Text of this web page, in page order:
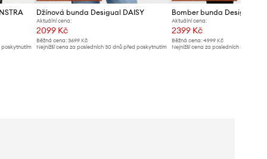
poskytnutím
Džínová bunda Desigual DAISY
Aktuální cena:
2099 Kč
Běžná cena:3699 Kč
Nejnižší cena za posledních 30 dnů před poskytnutím
Bomber bunda Desigual
Aktuální cena:
2399 Kč
Běžná cena: 4999 Kč
Nejnižší cena za posledních 30 dnů